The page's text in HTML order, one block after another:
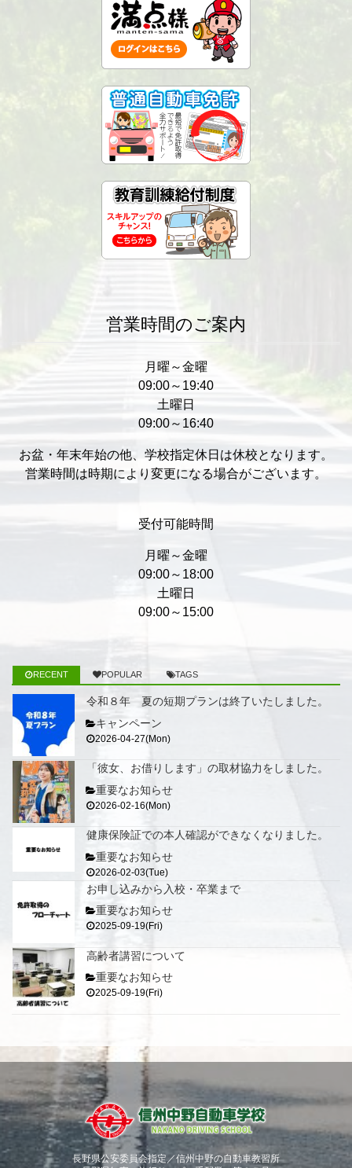
営業時間のご案内
月曜～金曜
09:00～19:40
土曜日
09:00～16:40
お盆・年末年始の他、学校指定休日は休校となります。
営業時間は時期により変更になる場合がございます。
受付可能時間
月曜～金曜
09:00～18:00
土曜日
09:00～15:00
RECENT POPULAR TAGS
令和８年 夏の短期プランは終了いたしました。
キャンペーン
2026-04-27(Mon)
「彼女、お借りします」の取材協力をしました。
重要なお知らせ
2026-02-16(Mon)
健康保険証での本人確認ができなくなりました。
重要なお知らせ
2026-02-03(Tue)
お申し込みから入校・卒業まで
重要なお知らせ
2025-09-19(Fri)
高齢者講習について
重要なお知らせ
2025-09-19(Fri)
長野県公安委員会指定／信州中野の自動車教習所